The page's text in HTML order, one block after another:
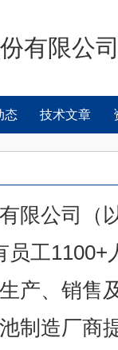
有限公
态 技术文章
限公司（
员工
产、销售
制造厂商